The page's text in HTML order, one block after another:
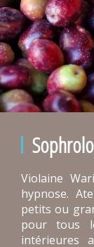
Violaine
hypnose.
petits ou
pour tous
intérieures